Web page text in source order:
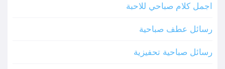
اجمل كلام صباحي للاحبة
رسائل عطف صباحية
رسائل صباحية تحفيزية